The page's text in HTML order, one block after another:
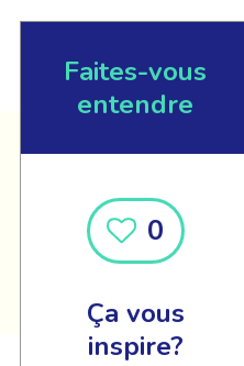
Faites-vous
entendre
0
Ça vous
inspire?